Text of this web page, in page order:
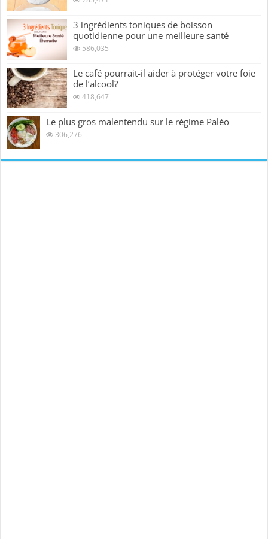
3 ingrédients toniques de boisson
quotidienne pour une meilleure santé
586,035
Le café pourrait-il aider à protéger votre foie
de l’alcool?
418,647
Le plus gros malentendu sur le régime Paléo
306,276